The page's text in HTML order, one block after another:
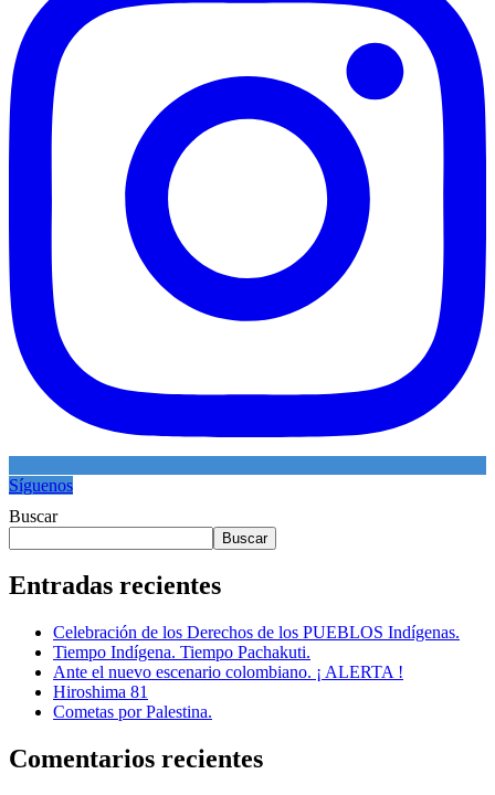
Síguenos
Buscar
Buscar
Entradas recientes
Celebración de los Derechos de los PUEBLOS Indígenas.
Tiempo Indígena. Tiempo Pachakuti.
Ante el nuevo escenario colombiano. ¡ ALERTA !
Hiroshima 81
Cometas por Palestina.
Comentarios recientes